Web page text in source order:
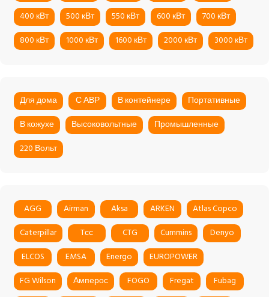
400 кВт
500 кВт 550 кВт 600 кВт
700 кВт
800 кВт
1000 кВт 1600 кВт 2000 кВт 3000 кВт
Для дома С АВР В контейнере
Портативные
В кожухе
Высоковольтные
Промышленные
220 Вольт
AGG Airman Aksa ARKEN
Atlas Copco
Caterpillar
Tсс CTG Cummins
Denyo
ELCOS
EMSA Energo
EUROPOWER
FG Wilson
Амперос FOGO Fregat
Fubag